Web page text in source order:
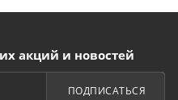
акций и новостей
ПОДПИСАТЬСЯ